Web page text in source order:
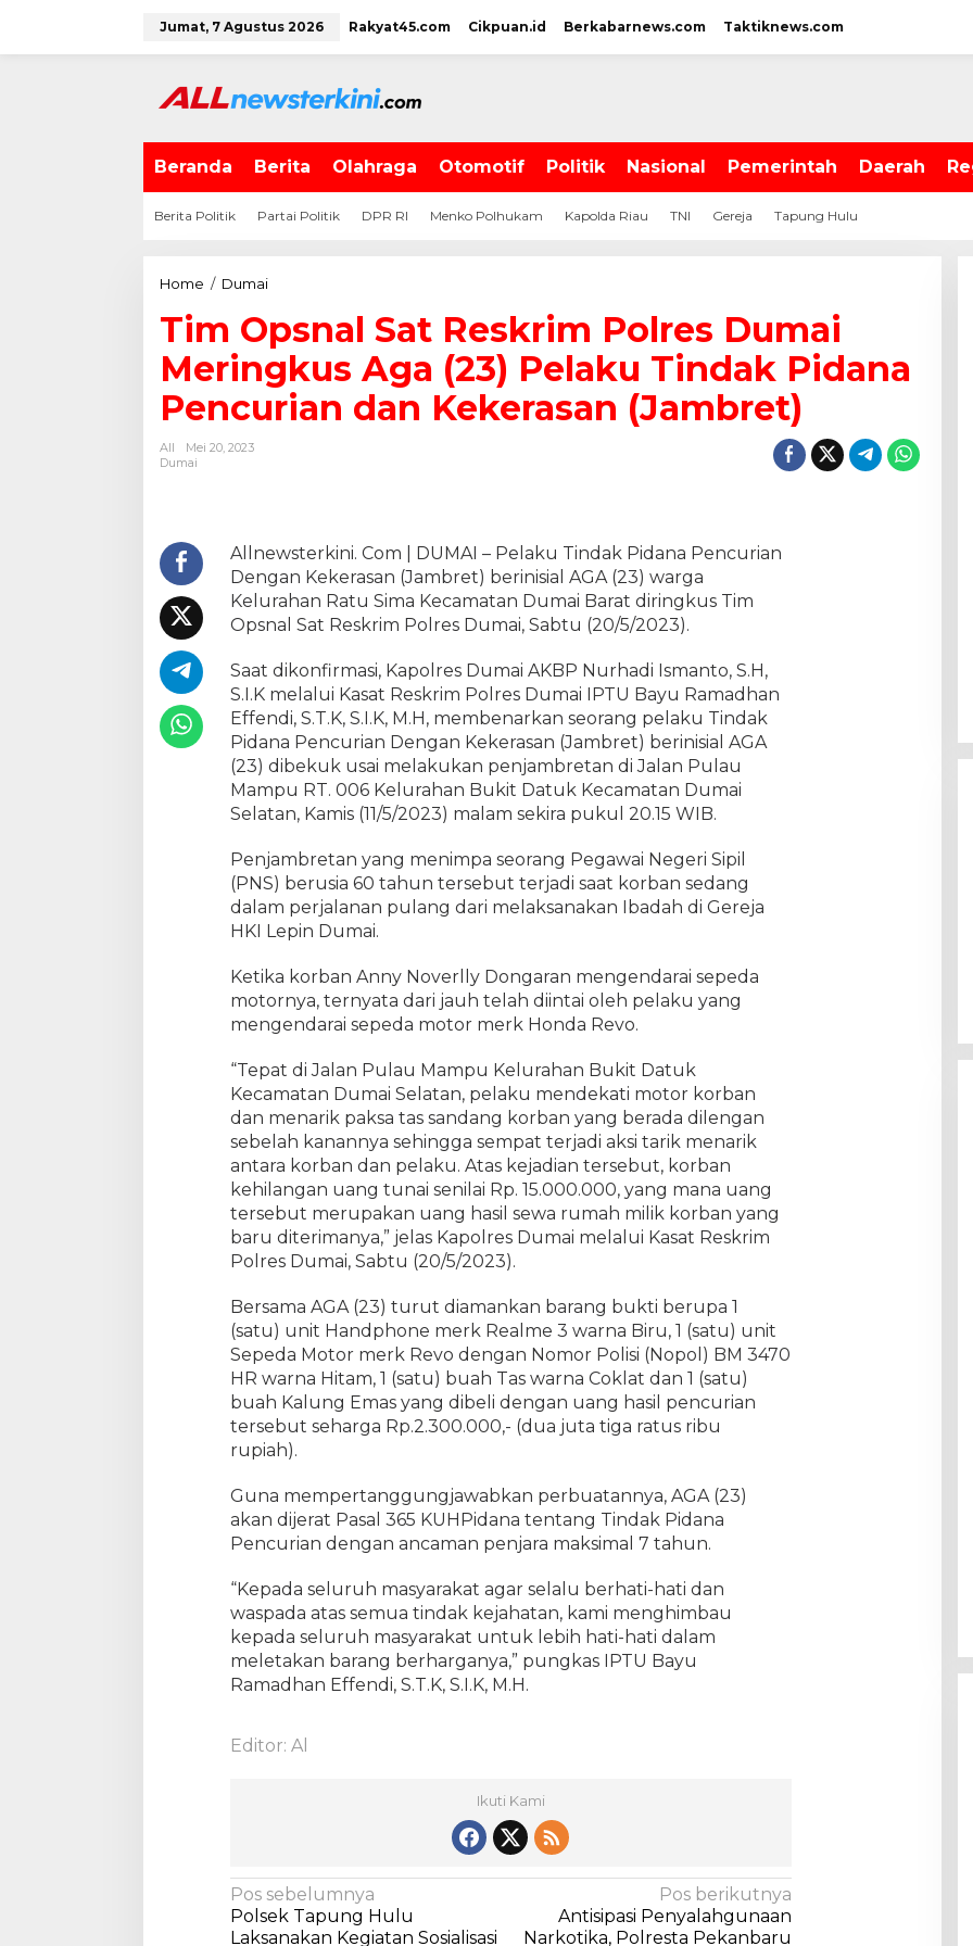
w
Jumat, 7 Agustus 2026 Rakyat45.com Cikpuan.id Berkabarnews.com Taktiknews.com
Beranda Berita Olahraga Otomotif Politik Nasional Pemerintah Daerah
Berita Politik Partai Politik DPR RI Menko Polhukam Kapolda Riau TNI Gereja Tapung Hulu
Home / Dumai
m
O
p
s
s
k
m
P
o
l
r
e
s
u
m
a
i
M
r
i
n
k
u
A
g
a
(
2
3
)
e
l
a
T
i
n
a
k
P
d
a
n
a
e
c
a
n
K
Tim Opsnal Sat Reskrim Polres Dumai
Meringkus Aga (23) Pelaku Tindak Pidana
Pencurian dan Kekerasan (Jambret)
All
Mei 20, 2023
Dumai
Allnewsterkini. Com | DUMAI – Pelaku Tindak Pidana Pencurian
Dengan Kekerasan (Jambret) berinisial AGA (23) warga
Kelurahan Ratu Sima Kecamatan Dumai Barat diringkus Tim
Opsnal Sat Reskrim Polres Dumai, Sabtu (20/5/2023).
Saat dikonfirmasi, Kapolres Dumai AKBP Nurhadi Ismanto, S.H,
S.I.K melalui Kasat Reskrim Polres Dumai IPTU Bayu Ramadhan
Effendi, S.T.K, S.I.K, M.H, membenarkan seorang pelaku Tindak
Pidana Pencurian Dengan Kekerasan (Jambret) berinisial AGA
(23) dibekuk usai melakukan penjambretan di Jalan Pulau
Mampu RT. 006 Kelurahan Bukit Datuk Kecamatan Dumai
Selatan, Kamis (11/5/2023) malam sekira pukul 20.15 WIB.
Penjambretan yang menimpa seorang Pegawai Negeri Sipil
(PNS) berusia 60 tahun tersebut terjadi saat korban sedang
dalam perjalanan pulang dari melaksanakan Ibadah di Gereja
HKI Lepin Dumai.
Ketika korban Anny Noverlly Dongaran mengendarai sepeda
motornya, ternyata dari jauh telah diintai oleh pelaku yang
mengendarai sepeda motor merk Honda Revo.
“Tepat di Jalan Pulau Mampu Kelurahan Bukit Datuk
Kecamatan Dumai Selatan, pelaku mendekati motor korban
dan menarik paksa tas sandang korban yang berada dilengan
sebelah kanannya sehingga sempat terjadi aksi tarik menarik
antara korban dan pelaku. Atas kejadian tersebut, korban
kehilangan uang tunai senilai Rp. 15.000.000, yang mana uang
tersebut merupakan uang hasil sewa rumah milik korban yang
baru diterimanya,” jelas Kapolres Dumai melalui Kasat Reskrim
Polres Dumai, Sabtu (20/5/2023).
Bersama AGA (23) turut diamankan barang bukti berupa 1
(satu) unit Handphone merk Realme 3 warna Biru, 1 (satu) unit
Sepeda Motor merk Revo dengan Nomor Polisi (Nopol) BM 3470
HR warna Hitam, 1 (satu) buah Tas warna Coklat dan 1 (satu)
buah Kalung Emas yang dibeli dengan uang hasil pencurian
tersebut seharga Rp.2.300.000,- (dua juta tiga ratus ribu
rupiah).
Guna mempertanggungjawabkan perbuatannya, AGA (23)
akan dijerat Pasal 365 KUHPidana tentang Tindak Pidana
Pencurian dengan ancaman penjara maksimal 7 tahun.
“Kepada seluruh masyarakat agar selalu berhati-hati dan
waspada atas semua tindak kejahatan, kami menghimbau
kepada seluruh masyarakat untuk lebih hati-hati dalam
meletakan barang berharganya,” pungkas IPTU Bayu
Ramadhan Effendi, S.T.K, S.I.K, M.H.
Editor: Al
Ikuti Kami
N
a
Pos sebelumnya
Polsek Tapung Hulu
Laksanakan Kegiatan Sosialisasi
Pos berikutnya
Antisipasi Penyalahgunaan
Narkotika, Polresta Pekanbaru